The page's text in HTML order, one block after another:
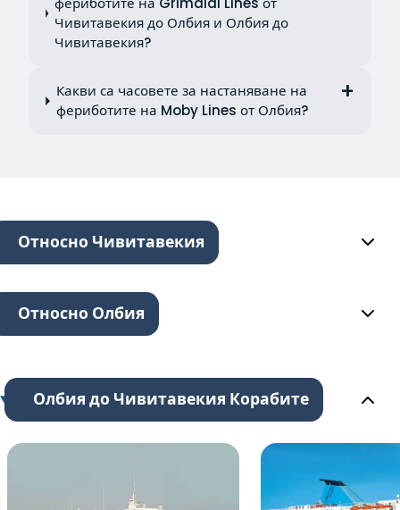
Чивитавекия до Олбия и Олбия до
Чивитавекия?
Какви са часовете за настаняване на
фериботите на Moby Lines от Олбия?
Относно Чивитавекия
Относно Олбия
Олбия до Чивитавекия Корабите